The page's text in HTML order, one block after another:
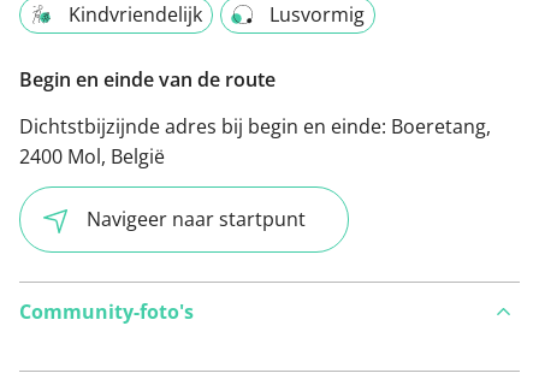
Kindvriendelijk
Lusvormig
Begin en einde van de route
Dichtstbijzijnde adres bij begin en einde: Boeretang,
2400 Mol, België
Navigeer naar startpunt
Community-foto's